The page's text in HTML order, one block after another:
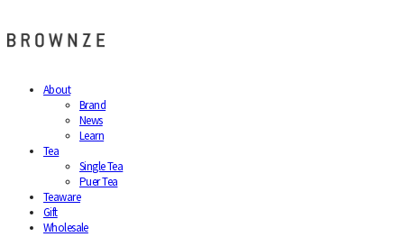
About
Brand
News
Learn
Tea
Single Tea
Puer Tea
Teaware
Gift
Wholesale